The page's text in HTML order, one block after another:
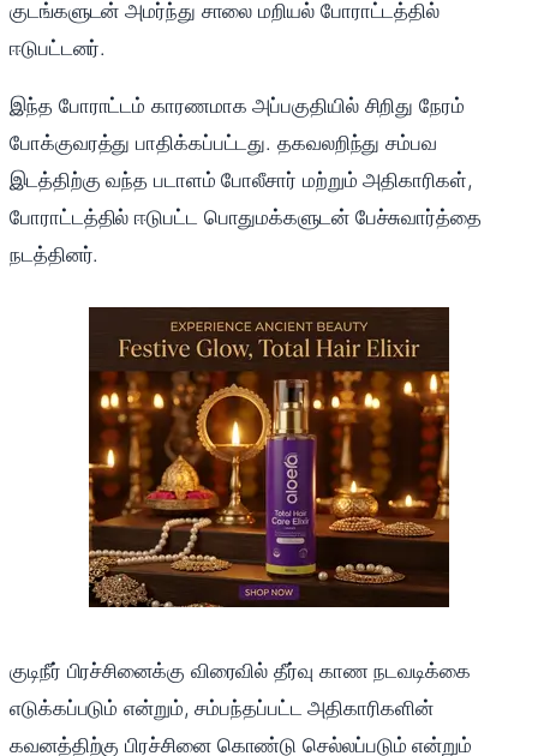
குடங்களுடன் அமர்ந்து சாலை மறியல் போராட்டத்தில்
ஈடுபட்டனர்.
இந்த போராட்டம் காரணமாக அப்பகுதியில் சிறிது நேரம்
போக்குவரத்து பாதிக்கப்பட்டது. தகவலறிந்து சம்பவ
இடத்திற்கு வந்த படாளம் போலீசார் மற்றும் அதிகாரிகள்,
போராட்டத்தில் ஈடுபட்ட பொதுமக்களுடன் பேச்சுவார்த்தை
நடத்தினர்.
குடிநீர் பிரச்சினைக்கு விரைவில் தீர்வு காண நடவடிக்கை
எடுக்கப்படும் என்றும், சம்பந்தப்பட்ட அதிகாரிகளின்
கவனத்திற்கு பிரச்சினை கொண்டு செல்லப்படும் என்றும்